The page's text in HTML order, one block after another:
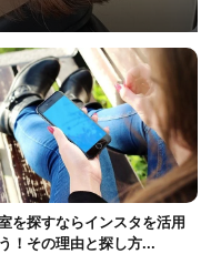
を探すならインスタを活用
！その理由と探し方...